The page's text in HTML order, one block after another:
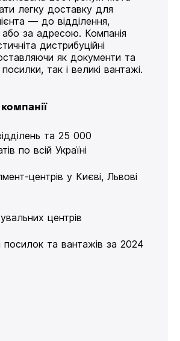
легку доставку для
— до відділення,
за адресою. Компанія
дистрибуційні
як документи та
посилки, так і великі вантажі.
та 25 000
по всій Україні
центрів у Києві, Львові
центрів
та вантажів за 2024